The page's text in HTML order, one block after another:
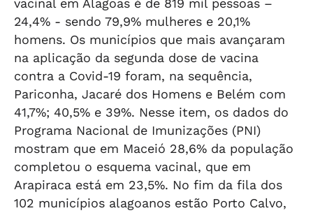
vacinal em Alagoas é de 819 mil pessoas –
24,4% - sendo 79,9% mulheres e 20,1%
homens. Os municípios que mais avançaram
na aplicação da segunda dose de vacina
contra a Covid-19 foram, na sequência,
Pariconha, Jacaré dos Homens e Belém com
41,7%; 40,5% e 39%. Nesse item, os dados do
Programa Nacional de Imunizações (PNI)
mostram que em Maceió 28,6% da população
completou o esquema vacinal, que em
Arapiraca está em 23,5%. No fim da fila dos
102 municípios alagoanos estão Porto Calvo,